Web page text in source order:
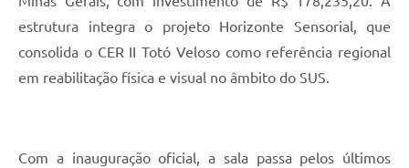
estrutura integra o projeto Horizonte Sensorial, que
consolida o CER II Totó Veloso como referência regional
em reabilitação física e visual no âmbito do SUS.
Com a inauguração oficial, a sala passa pelos últimos